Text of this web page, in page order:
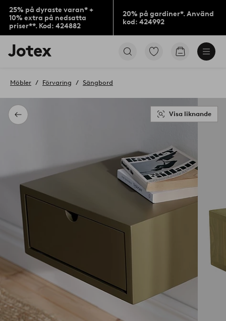
25% på dyraste varan* +
10% extra på nedsatta
priser**. Kod: 424882
20% på gardiner*. Använd
kod: 424992
Jotex
logotyp
till
Gå
Gå
Tillbaka
Möbler Förvaring Sängbord
Visa liknande